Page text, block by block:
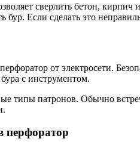
сверлить бетон, кирпич
бур. Если сделать это
от электросети.
с инструментом.
типы патронов. Обычно
перфоратор